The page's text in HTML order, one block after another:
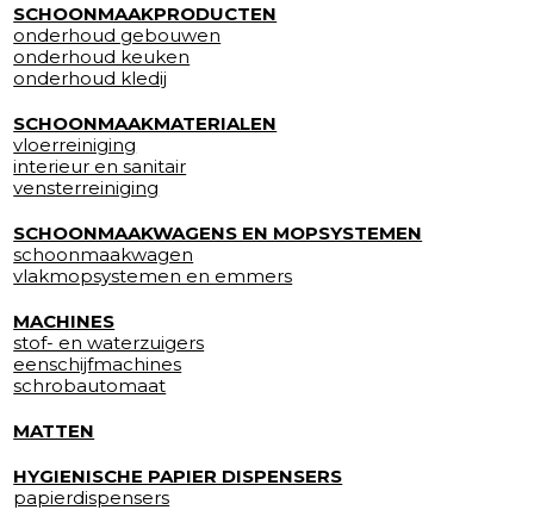
SCHOONMAAKPRODUCTEN
onderhoud gebouwen
onderhoud keuken
onderhoud kledij
SCHOONMAAKMATERIALEN
vloerreiniging
interieur en sanitair
vensterreiniging
SCHOONMAAKWAGENS EN MOPSYSTEMEN
schoonmaakwagen
vlakmopsystemen en emmers
MACHINES
stof- en waterzuigers
eenschijfmachines
schrobautomaat
MATTEN
HYGIENISCHE PAPIER DISPENSERS
papierdispensers